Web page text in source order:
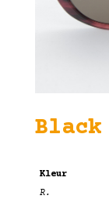
Black
Kleur
R.